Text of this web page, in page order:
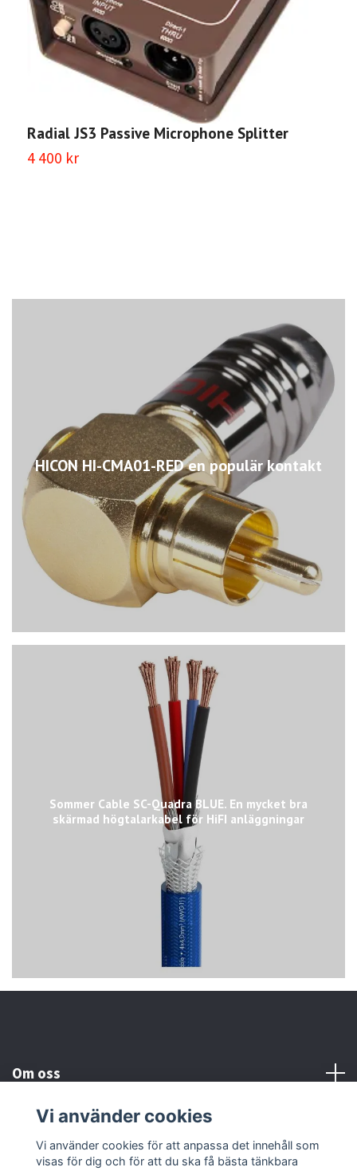
HICON HI-CMA01-RED en populär kontakt
Sommer Cable SC-Quadra BLUE. En mycket bra
skärmad högtalarkabel för HiFI anläggningar
Radial JS3 Passive Microphone Splitter
4 400 kr
Om oss
Kundtjänst
Vi använder cookies
Vi använder cookies för att anpassa det innehåll som
visas för dig och för att du ska få bästa tänkbara